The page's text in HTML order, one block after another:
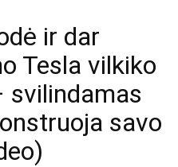
ir dar
Tesla vilkiko
svilindamas
savo